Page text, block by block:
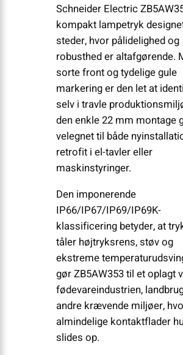
Schneider Electric
kompakt lampe­tryk
steder, hvor pålidelighed og
robusthed er altafgørende.
sorte front og tydelige gule
markering er den let at
selv i travle
den enkle 22 mm montage
velegnet til både
retrofit i el-tavler eller
maskinstyringer.
Den imponerende
IP66/IP67/IP69/IP69K-
klassificering betyder, at
tåler højtryksrens, støv og
ekstreme
gør ZB5AW353 til et oplagt
fødevareindustrien,
andre krævende miljøer,
almindelige kontaktflader
slides op.